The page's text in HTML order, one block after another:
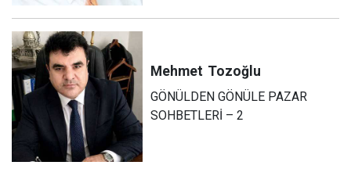
Mehmet Tozoğlu
GÖNÜLDEN GÖNÜLE PAZAR
SOHBETLERİ – 2